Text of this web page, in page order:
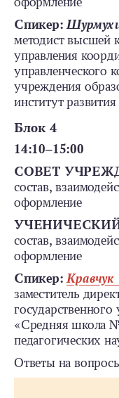
Спикер:
методист высшей
управления
управленческого
учреждения
институт
Блок 4
14:10‒15:00
СОВЕТ
состав,
оформление
состав,
оформление
Спикер:
заместитель
«Средняя школа
педагогических
Ответы на